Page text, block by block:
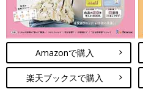
Amazonで購入
楽天ブックスで購入